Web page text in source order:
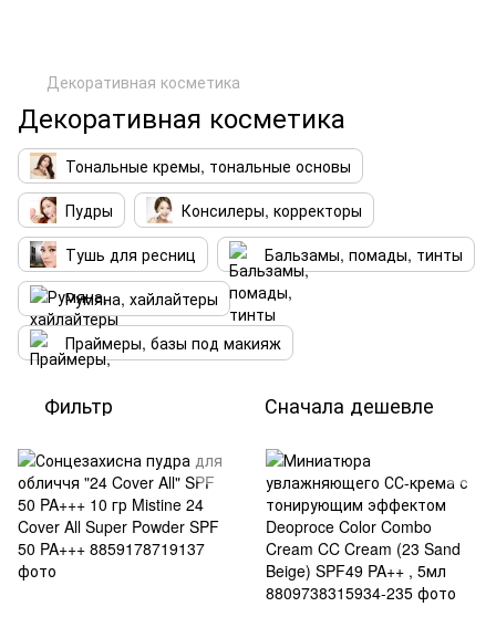
Декоративная косметика
Декоративная косметика
Тональные кремы, тональные основы
Пудры
Консилеры, корректоры
Тушь для ресниц
Бальзамы, помады, тинты
Румяна, хайлайтеры
Праймеры, базы под макияж
Фильтр Сначала дешевле